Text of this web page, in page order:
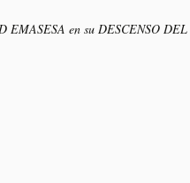
EMASESA en su DESCENSO